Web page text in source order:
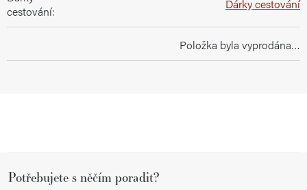
cestování: Dárky cestování
Položka byla vyprodána…
Potřebujete s něčím poradit?